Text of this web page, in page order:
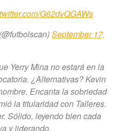
G62dvQGAWs
September 17,
Yerry Mina no estará en la
¿Alternativas? Kevin
Encanta la sobriedad
la titularidad con Talleres.
Sólido, leyendo bien cada
y liderando.